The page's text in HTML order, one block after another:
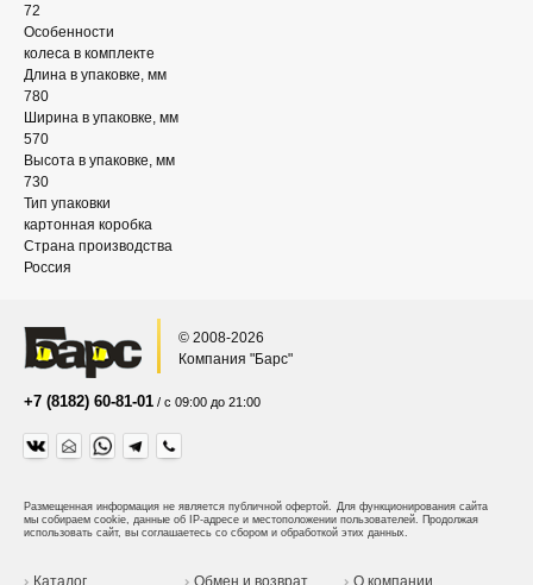
72
Особенности
колеса в комплекте
Длина в упаковке, мм
780
Ширина в упаковке, мм
570
Высота в упаковке, мм
730
Тип упаковки
картонная коробка
Страна производства
Россия
© 2008-2026
Компания "Барс"
+7 (8182) 60-81-01 / с 09:00 до 21:00
Размещенная информация не является публичной офертой. Для функционирования сайта
мы собираем cookie, данные об IP-адресе и местоположении пользователей. Продолжая
использовать сайт, вы соглашаетесь со сбором и обработкой этих данных.
Каталог Обмен и возврат О компании